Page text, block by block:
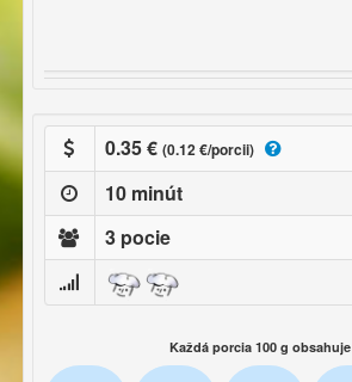
0.35 € (0.12 €/porcii)
10 minút
3 pocie
Každá porcia 100 g obsahuje